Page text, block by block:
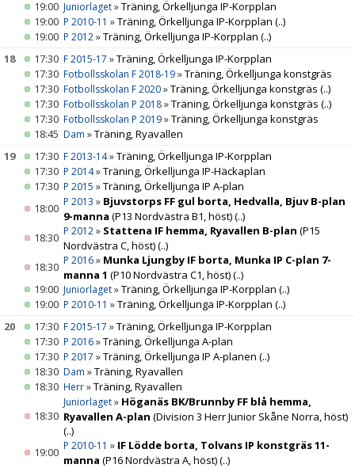
19:00 Juniorlaget»Träning, Örkelljunga IP-Korpplan
19:00 P 2010-11 »Träning, Örkelljunga IP-Korpplan (..)
19:00 P 2012»Träning, Örkelljunga IP-Korpplan (..)
18
17:30 F 2015-17 »Träning, Örkelljunga IP-Korpplan
17:30 Fotbollsskolan F 2018-19»Träning, Örkelljunga konstgräs
17:30 Fotbollsskolan F 2020»Träning, Örkelljunga konstgräs (..)
17:30 Fotbollsskolan P 2018»Träning, Örkelljunga konstgräs (..)
17:30 Fotbollsskolan P 2019»Träning, Örkelljunga konstgräs
18:45 Dam »Träning, Ryavallen
19
17:30 F 2013-14»Träning, Örkelljunga IP-Korpplan
17:30 P 2014»Träning, Örkelljunga IP-Häckaplan
17:30 P 2015 »Träning, Örkelljunga IP A-plan
18:00 P 2013 » Bjuvstorps FF gul borta, Hedvalla, Bjuv B-plan
9-manna (P13 Nordvästra B1, höst)(..)
18:30 P 2012» Stattena IF hemma, Ryavallen B-plan (P15
Nordvästra C, höst)(..)
18:30 P 2016» Munka Ljungby IF borta, Munka IP C-plan 7-
manna 1 (P10 Nordvästra C1, höst)(..)
19:00 Juniorlaget»Träning, Örkelljunga IP-Korpplan (..)
19:00 P 2010-11 »Träning, Örkelljunga IP-Korpplan (..)
20
17:30 F 2015-17 »Träning, Örkelljunga IP-Korpplan
17:30 P 2016»Träning, Örkelljunga A-plan
17:30 P 2017 »Träning, Örkelljunga IP A-planen (..)
18:30 Dam »Träning, Ryavallen
18:30 Herr»Träning, Ryavallen
18:30
Juniorlaget» Höganäs BK/Brunnby FF blå hemma,
Ryavallen A-plan (Division 3 Herr Junior Skåne Norra, höst)
(..)
19:00 P 2010-11 » IF Lödde borta, Tolvans IP konstgräs 11-
manna (P16 Nordvästra A, höst)(..)